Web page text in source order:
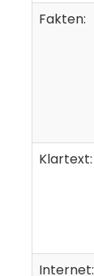
Fakten:
Klartext:
Internet: